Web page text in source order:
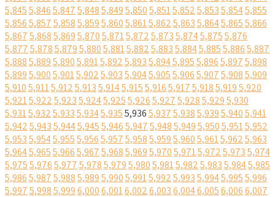
5,8455,8465,8475,8485,8495,8505,8515,8525,8535,8545,855
5,8565,8575,8585,8595,8605,8615,8625,8635,8645,8655,866
5,8675,8685,8695,8705,8715,8725,8735,8745,8755,876
5,8775,8785,8795,8805,8815,8825,8835,8845,8855,8865,887
5,8885,8895,8905,8915,8925,8935,8945,8955,8965,8975,898
5,8995,9005,9015,9025,9035,9045,9055,9065,9075,9085,909
5,9105,9115,9125,9135,9145,9155,9165,9175,9185,9195,920
5,9215,9225,9235,9245,9255,9265,9275,9285,9295,930
5,9315,9325,9335,9345,9355,9365,9375,9385,9395,9405,941
5,9425,9435,9445,9455,9465,9475,9485,9495,9505,9515,952
5,9535,9545,9555,9565,9575,9585,9595,9605,9615,9625,963
5,9645,9655,9665,9675,9685,9695,9705,9715,9725,9735,974
5,9755,9765,9775,9785,9795,9805,9815,9825,9835,9845,985
5,9865,9875,9885,9895,9905,9915,9925,9935,9945,9955,996
5,9975,9985,9996,0006,0016,0026,0036,0046,0056,0066,007